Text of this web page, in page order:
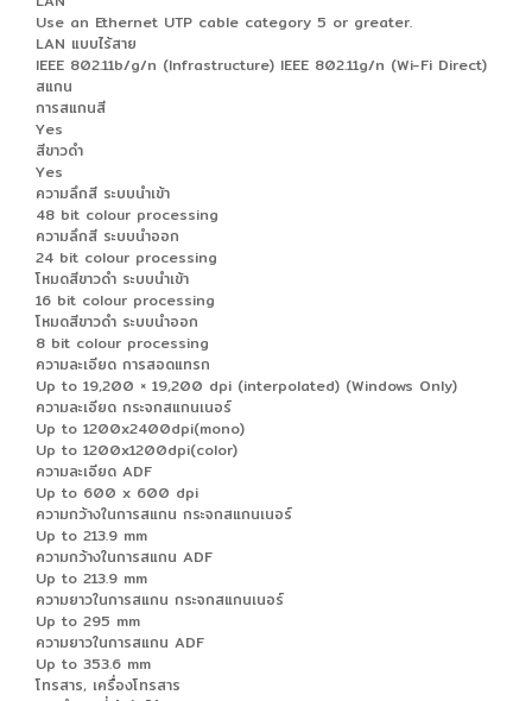
Use an Ethernet UTP cable category 5 or greater.
LAN แบบไร้สาย
IEEE 802.11b/g/n (Infrastructure) IEEE 802.11g/n (Wi-Fi Direct)
สแกน
การสแกนสี
Yes
สีขาวดำ
Yes
ความลึกสี ระบบนำเข้า
48 bit colour processing
ความลึกสี ระบบนำออก
24 bit colour processing
โหมดสีขาวดำ ระบบนำเข้า
16 bit colour processing
โหมดสีขาวดำ ระบบนำออก
8 bit colour processing
ความละเอียด การสอดแทรก
Up to 19,200 × 19,200 dpi (interpolated) (Windows Only)
ความละเอียด กระจกสแกนเนอร์
Up to 1200x2400dpi(mono)
Up to 1200x1200dpi(color)
ความละเอียด ADF
Up to 600 x 600 dpi
ความกว้างในการสแกน กระจกสแกนเนอร์
Up to 213.9 mm
ความกว้างในการสแกน ADF
Up to 213.9 mm
ความยาวในการสแกน กระจกสแกนเนอร์
Up to 295 mm
ความยาวในการสแกน ADF
Up to 353.6 mm
โทรสาร, เครื่องโทรสาร